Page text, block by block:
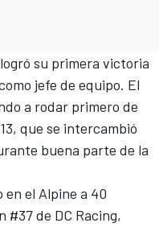
su primera victoria
jefe de equipo. El
a rodar primero de
que se intercambió
buena parte de la
el Alpine a 40
de DC Racing,